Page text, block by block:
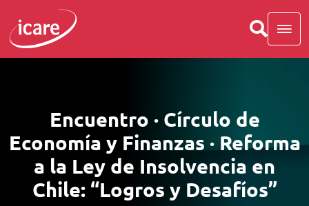
Encuentro · Círculo de
Economía y Finanzas · Reforma
a la Ley de Insolvencia en
Chile: “Logros y Desafíos”